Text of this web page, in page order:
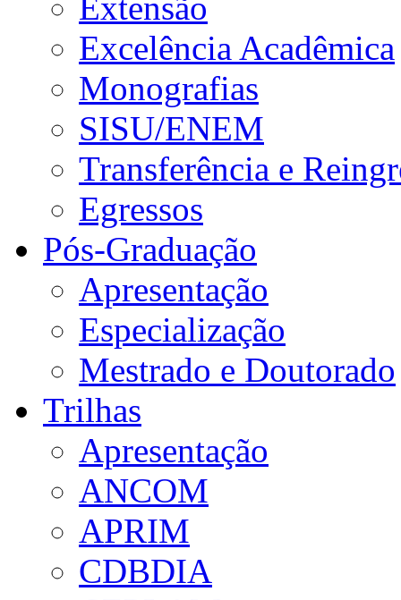
Excelência Acadêmica
Monografias
SISU/ENEM
Transferência e
Egressos
Pós-Graduação
Apresentação
Especialização
Mestrado e Doutorado
Trilhas
Apresentação
ANCOM
APRIM
CDBDIA